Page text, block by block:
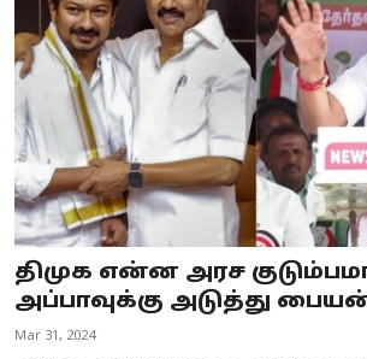
திமுக என்ன அரச
அப்பாவுக்கு அடுத்து
Mar 31, 2024